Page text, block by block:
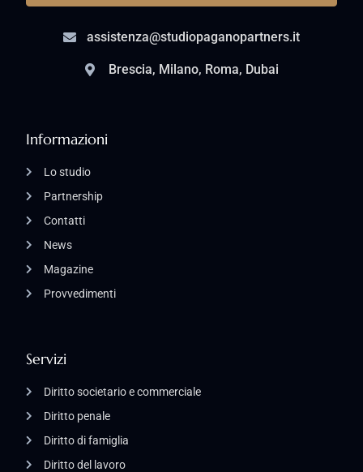
Servizi
Diritto societario e commerciale
Diritto penale
Diritto di famiglia
Diritto del lavoro
Informazioni
Lo studio
Partnership
Contatti
News
Magazine
Provvedimenti
assistenza@studiopaganopartners.it
Brescia, Milano, Roma, Dubai